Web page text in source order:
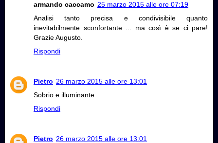
armando caccamo 25 marzo 2015 alle ore 07:19
Analisi tanto precisa e condivisibile quanto
inevitabilmente sconfortante ... ma così è se ci pare!
Grazie Augusto.
Rispondi
Pietro 26 marzo 2015 alle ore 13:01
Sobrio e illuminante
Rispondi
Pietro 26 marzo 2015 alle ore 13:01